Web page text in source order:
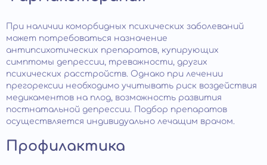
При наличии коморбидных психических заболеваний
может потребоваться назначение
антипсихотических препаратов, купирующих
симптомы депрессии, тревожности, других
психических расстройств. Однако при лечении
прегорексии необходимо учитывать риск воздействия
медикаментов на плод, возможность развития
постнатальной депрессии. Подбор препаратов
осуществляется индивидуально лечащим врачом.
Профилактика